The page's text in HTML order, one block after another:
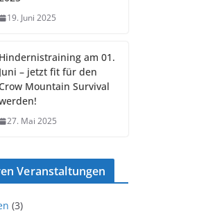
19. Juni 2025
Hindernistraining am 01.
Juni – jetzt fit für den
Mountain Survival
27. Mai 2025
Veranstaltungen
(3)